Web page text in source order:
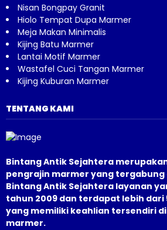
Nisan Bongpay Granit
Hiolo Tempat Dupa Marmer
Meja Makan Minimalis
Kijing Batu Marmer
Lantai Motif Marmer
Wastafel Cuci Tangan Marmer
Kijing Kuburan Marmer
TENTANG KAMI
Bintang Antik Sejahtera
pengrajin marmer yang tergabung
Bintang Antik Sejahtera layanan
tahun 2009 dan terdapat lebih dari
yang memiliki keahlian tersendiri
marmer.